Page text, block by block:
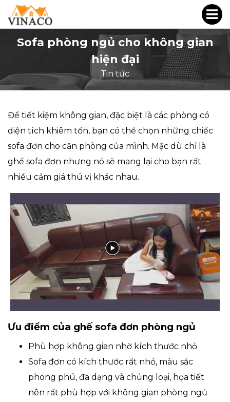
Sofa phòng ngủ cho không gian
hiện đại
Tin tức
Để tiết kiệm không gian, đặc biệt là các phòng có
diện tích khiêm tốn, bạn có thể chọn những chiếc
sofa đơn cho căn phòng của mình. Mặc dù chỉ là
ghế sofa đơn nhưng nó sẽ mang lại cho bạn rất
nhiều cảm giá thú vị khác nhau.
Ưu điểm của ghế sofa đơn phòng ngủ
Phù hợp không gian nhờ kích thước nhỏ
Sofa đơn có kích thước rất nhỏ, màu sắc
phong phú, đa dạng và chủng loại, họa tiết
nên rất phù hợp với không gian phòng ngủ